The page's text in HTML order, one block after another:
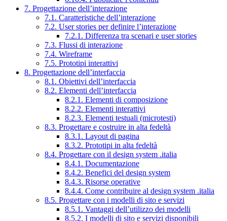
7. Progettazione dell’interazione
7.1. Caratteristiche dell’interazione
7.2. User stories per definire l’interazione
7.2.1. Differenza tra scenari e user stories
7.3. Flussi di interazione
7.4. Wireframe
7.5. Prototipi interattivi
8. Progettazione dell’interfaccia
8.1. Obiettivi dell’interfaccia
8.2. Elementi dell’interfaccia
8.2.1. Elementi di composizione
8.2.2. Elementi interattivi
8.2.3. Elementi testuali (microtesti)
8.3. Progettare e costruire in alta fedeltà
8.3.1. Layout di pagina
8.3.2. Prototipi in alta fedeltà
8.4. Progettare con il design system .italia
8.4.1. Documentazione
8.4.2. Benefici del design system
8.4.3. Risorse operative
8.4.4. Come contribuire al design system .italia
8.5. Progettare con i modelli di sito e servizi
8.5.1. Vantaggi dell’utilizzo dei modelli
8.5.2. I modelli di sito e servizi disponibili